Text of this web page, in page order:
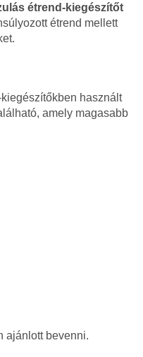
étrend-kiegészítőt
étrend mellett
használt
amely magasabb
ajánlott bevenni.